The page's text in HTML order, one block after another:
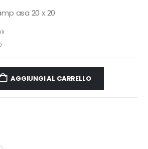
asa 20 x 20
AGGIUNGI AL CARRELLO